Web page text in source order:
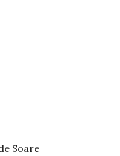
Soare